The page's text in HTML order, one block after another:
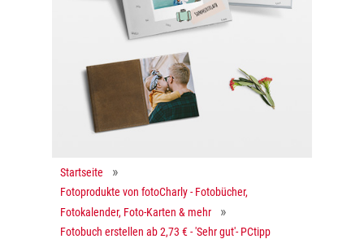
Startseite
Fotoprodukte von fotoCharly - Fotobücher,
Fotokalender, Foto-Karten & mehr
Fotobuch erstellen ab 2,73 € - 'Sehr gut'- PCtipp